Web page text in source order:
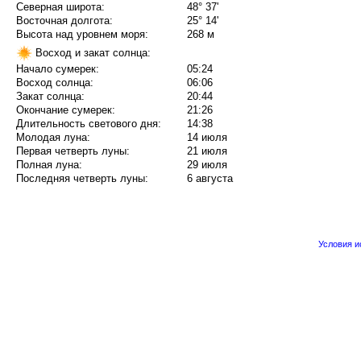
Северная широта:
48° 37'
Восточная долгота:
25° 14'
Высота над уровнем моря:
268 м
Восход и закат солнца:
Начало сумерек:
05:24
Восход солнца:
06:06
Закат солнца:
20:44
Окончание сумерек:
21:26
Длительность светового дня:
14:38
Молодая луна:
14 июля
Первая четверть луны:
21 июля
Полная луна:
29 июля
Последняя четверть луны:
6 августа
Условия